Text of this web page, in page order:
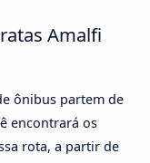
Amalfi
ônibus partem de
encontrará os
rota, a partir de